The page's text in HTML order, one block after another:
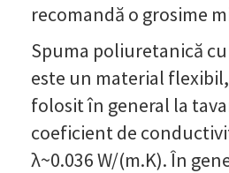
recomandă o grosime
Spuma poliuretanică
este un material
folosit în general la
coeficient de
λ~0.036 W/(m.K). În